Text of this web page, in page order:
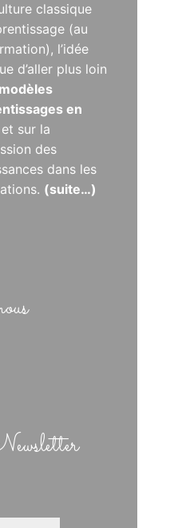
classique
(au
l’idée
d’aller plus loin
modèles
en
et sur la
des
dans les
(suite…)